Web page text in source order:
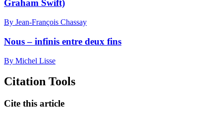
Graham Swift)
By Jean-François Chassay
Nous – infinis entre deux fins
By Michel Lisse
Citation Tools
Cite this article